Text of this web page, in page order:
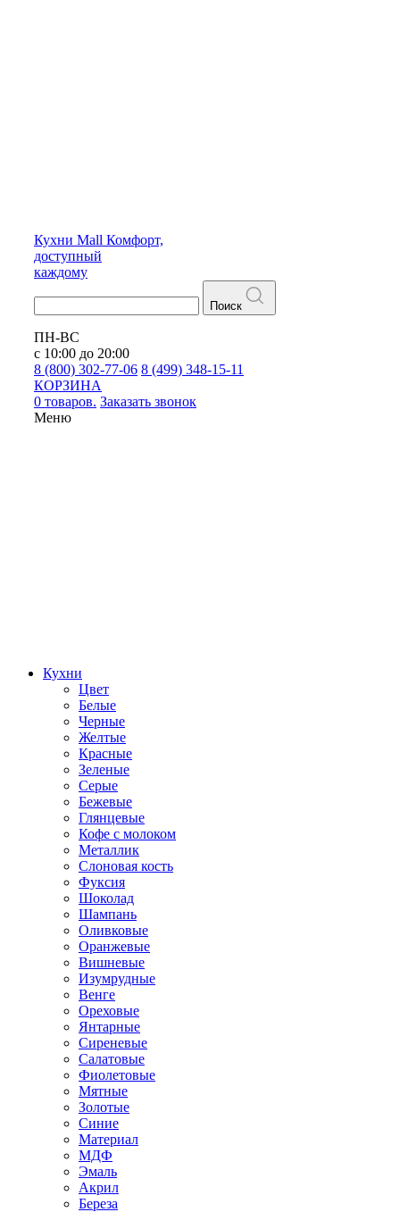
Кухни Mall Комфорт,
доступный
каждому
Поиск
ПН-ВС
с 10:00 до 20:00
8 (800) 302-77-06 8 (499) 348-15-11
КОРЗИНА
0 товаров. Заказать звонок
Меню
Кухни
Цвет
Белые
Черные
Желтые
Красные
Зеленые
Серые
Бежевые
Глянцевые
Кофе с молоком
Металлик
Слоновая кость
Фуксия
Шоколад
Шампань
Оливковые
Оранжевые
Вишневые
Изумрудные
Венге
Ореховые
Янтарные
Сиреневые
Салатовые
Фиолетовые
Мятные
Золотые
Синие
Материал
МДФ
Эмаль
Акрил
Береза